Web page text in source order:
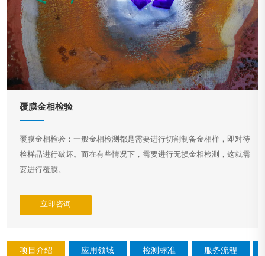
覆膜金相检验
覆膜金相检验：一般金相检测都是需要进行切割制备金相样，即对待
检样品进行破坏。而在有些情况下，需要进行无损金相检测，这就需
要进行覆膜。
立即咨询
项目介绍 应用领域 检测标准 服务流程